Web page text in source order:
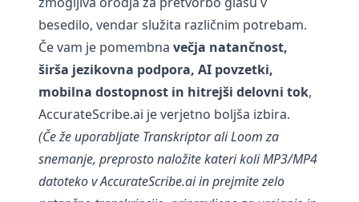
besedilo, vendar služita različnim potrebam.
Če vam je pomembna večja natančnost,
širša jezikovna podpora, AI povzetki,
mobilna dostopnost in hitrejši delovni tok,
AccurateScribe.ai je verjetno boljša izbira.
(Če že uporabljate Transkriptor ali Loom za
snemanje, preprosto naložite kateri koli MP3/MP4
datoteko v AccurateScribe.ai in prejmite zelo